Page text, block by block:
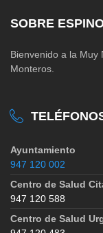
SOBRE
Bienvenido a la Muy
Monteros.
Ayuntamiento
947 120 002
Centro de Salud
947 120 588
Centro de Salud